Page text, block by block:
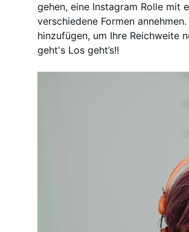
gehen, eine Instagram Rolle mit
verschiedene Formen
hinzufügen, um Ihre Reichweite
geht's Los geht’s!!